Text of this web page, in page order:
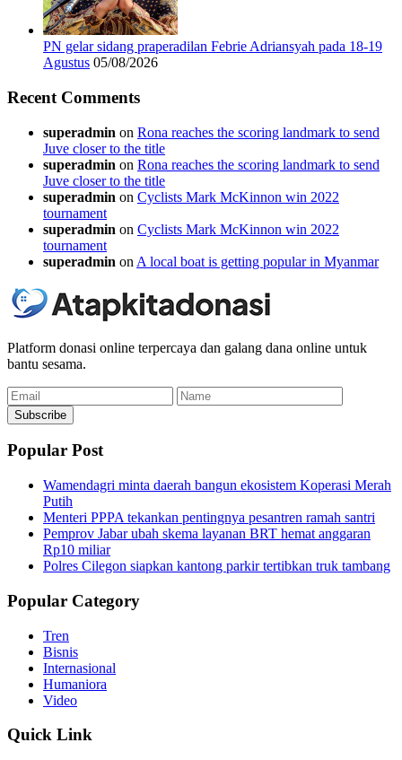
PN gelar sidang praperadilan Febrie Adriansyah pada 18-19
Agustus 05/08/2026
Recent Comments
superadmin on Rona reaches the scoring landmark to send
Juve closer to the title
superadmin on Rona reaches the scoring landmark to send
Juve closer to the title
superadmin on Cyclists Mark McKinnon win 2022
tournament
superadmin on Cyclists Mark McKinnon win 2022
tournament
superadmin on A local boat is getting popular in Myanmar
Platform donasi online terpercaya dan galang dana online untuk
bantu sesama.
Email
Name
Subscribe
Popular Post
Wamendagri minta daerah bangun ekosistem Koperasi Merah
Putih
Menteri PPPA tekankan pentingnya pesantren ramah santri
Pemprov Jabar ubah skema layanan BRT hemat anggaran
Rp10 miliar
Polres Cilegon siapkan kantong parkir tertibkan truk tambang
Popular Category
Tren
Bisnis
Internasional
Humaniora
Video
Quick Link